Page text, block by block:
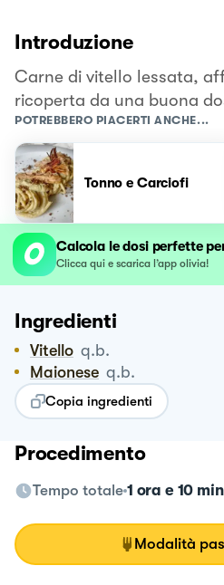
Introduzione
Carne di vitello lessata,
ricoperta da una buona
POTREBBERO PIACERTI ANCHE...
Tonno e Carciofi
Calcola le dosi perfette
Clicca qui e scarica l’app olivia!
Ingredienti
Vitello q.b.
Maionese q.b.
Copia ingredienti
Procedimento
Tempo totale 1 ora e 10
Modalità